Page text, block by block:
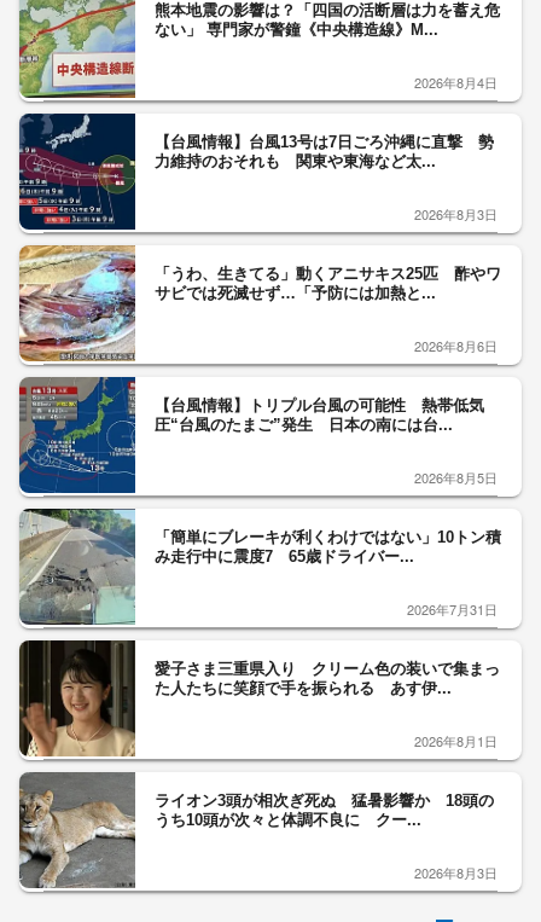
熊本地震の影響は？「四国の活断層は力を蓄え危
ない」 専門家が警鐘《中央構造線》M...
2026年8月4日
【台風情報】台風13号は7日ごろ沖縄に直撃 勢
力維持のおそれも 関東や東海など太...
2026年8月3日
「うわ、生きてる」動くアニサキス25匹 酢やワ
サビでは死滅せず…「予防には加熱と...
2026年8月6日
【台風情報】トリプル台風の可能性 熱帯低気
圧“台風のたまご”発生 日本の南には台...
2026年8月5日
「簡単にブレーキが利くわけではない」10トン積
み走行中に震度7 65歳ドライバー...
2026年7月31日
愛子さま三重県入り クリーム色の装いで集まっ
た人たちに笑顔で手を振られる あす伊...
2026年8月1日
ライオン3頭が相次ぎ死ぬ 猛暑影響か 18頭の
うち10頭が次々と体調不良に クー...
2026年8月3日